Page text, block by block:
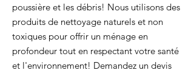
poussière et les débris! Nous utilisons des
produits de nettoyage naturels et non
toxiques pour offrir un ménage en
profondeur tout en respectant votre santé
et l'environnement! Demandez un devis